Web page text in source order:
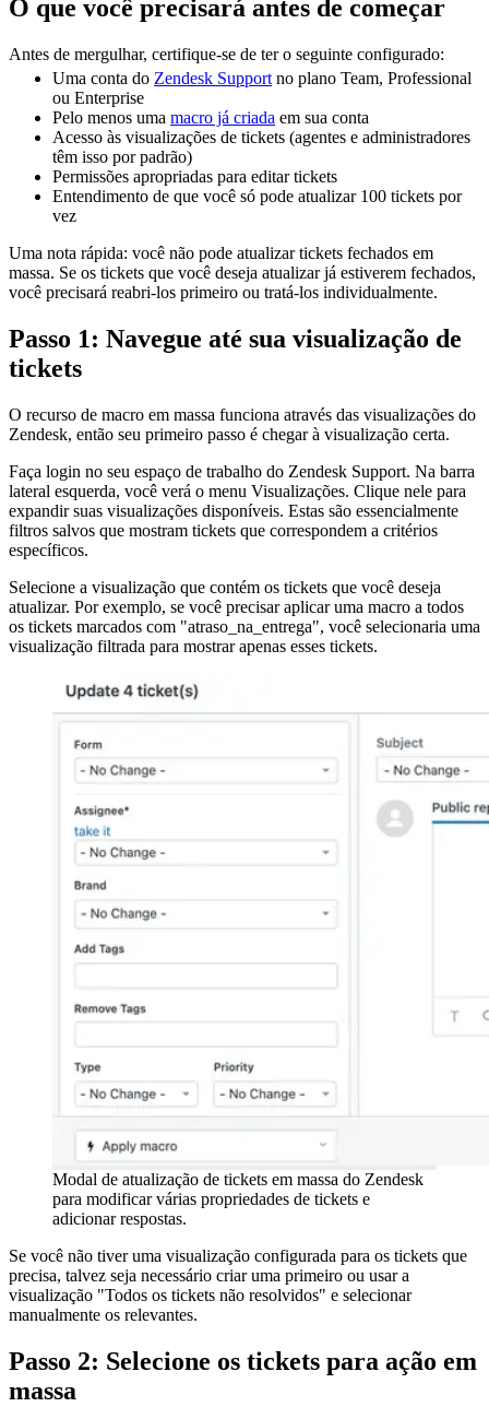
O que você precisará antes de começar
Antes de mergulhar, certifique-se de ter o seguinte configurado:
Uma conta do Zendesk Supportno plano Team, Professional
ou Enterprise
Pelo menos uma macro já criada em sua conta
Acesso às visualizações de tickets (agentes e administradores
têm isso por padrão)
Permissões apropriadas para editar tickets
Entendimento de que você só pode atualizar 100 tickets por
vez
Uma nota rápida: você não pode atualizar tickets fechados em
massa. Se os tickets que você deseja atualizar já estiverem fechados,
você precisará reabri-los primeiro ou tratá-los individualmente.
Passo 1: Navegue até sua visualização de
tickets
O recurso de macro em massa funciona através das visualizações do
Zendesk, então seu primeiro passo é chegar à visualização certa.
Faça login no seu espaço de trabalho do Zendesk Support. Na barra
lateral esquerda, você verá o menu Visualizações. Clique nele para
expandir suas visualizações disponíveis. Estas são essencialmente
filtros salvos que mostram tickets que correspondem a critérios
específicos.
Selecione a visualização que contém os tickets que você deseja
atualizar. Por exemplo, se você precisar aplicar uma macro a todos
os tickets marcados com "atraso_na_entrega", você selecionaria uma
visualização filtrada para mostrar apenas esses tickets.
Modal de atualização de tickets em massa do Zendesk
para modificar várias propriedades de tickets e
adicionar respostas.
Se você não tiver uma visualização configurada para os tickets que
precisa, talvez seja necessário criar uma primeiro ou usar a
visualização "Todos os tickets não resolvidos" e selecionar
manualmente os relevantes.
Passo 2: Selecione os tickets para ação em
massa